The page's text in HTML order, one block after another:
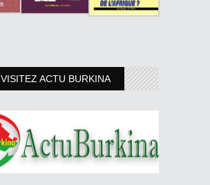
VISITEZ ACTU BURKINA